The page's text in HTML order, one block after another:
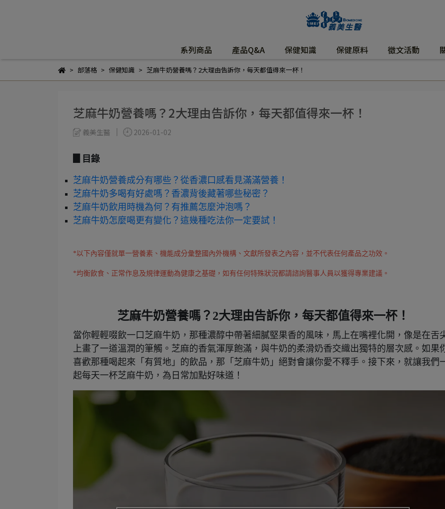
系列商品 產品Q&A 保健知識 保健原料 徵文活動
部落格 保健知識 芝麻牛奶營養嗎？2大理由告訴你，每天都值得來一杯！
芝麻牛奶營養嗎？2大理由告訴你，每天都值得來一杯！
義美生醫 2026-01-02
▊目錄
芝麻牛奶營養成分有哪些？從香濃口感看見滿滿營養！
芝麻牛奶多喝有好處嗎？香濃背後藏著哪些秘密？
芝麻牛奶飲用時機為何？有推薦怎麼沖泡嗎？
芝麻牛奶怎麼喝更有變化？這幾種吃法你一定要試！
*以下內容僅就單一營養素、機能成分彙整國內外機構、文獻所發表之內容，並不代表任何產品之功效。
*均衡飲食、正常作息及規律運動為健康之基礎，如有任何特殊狀況都請諮詢醫事人員以獲得專業建議。
芝麻牛奶營養嗎？2大理由告訴你，每天都值得來一杯！
當你輕輕啜飲一口芝麻牛奶，那種濃醇中帶著細膩堅果香的風味，馬上在嘴裡化開，像是在舌
上畫了一道溫潤的筆觸。芝麻的香氣渾厚飽滿，與牛奶的柔滑奶香交織出獨特的層次感。如果
喜歡那種喝起來「有質地」的飲品，那「芝麻牛奶」絕對會讓你愛不釋手。接下來，就讓我們
起每天一杯芝麻牛奶，為日常加點好味道！